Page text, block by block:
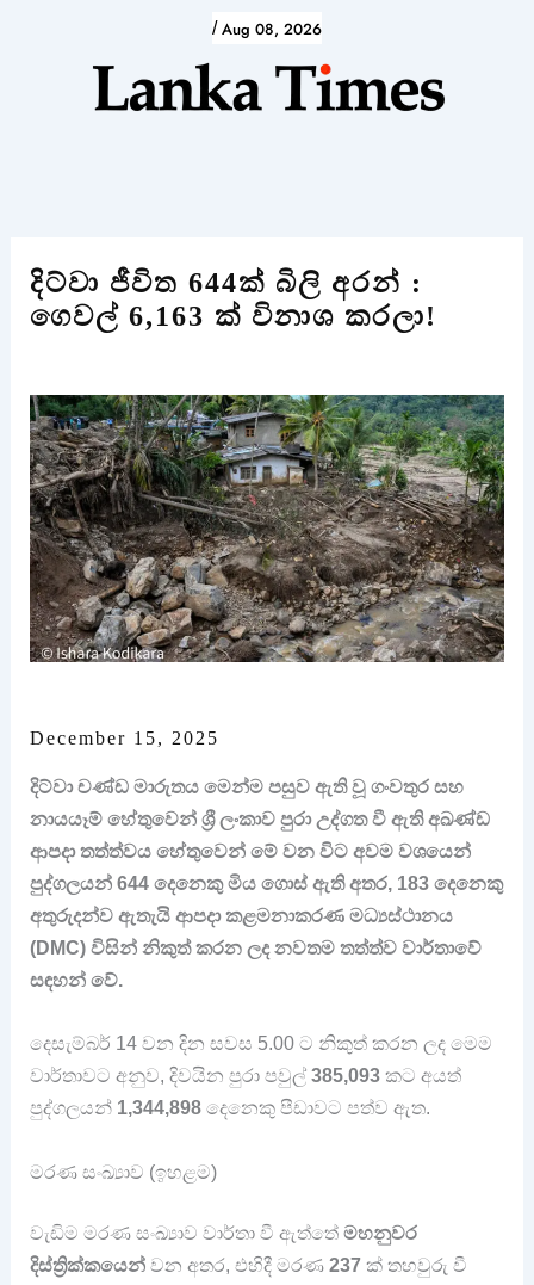
/ Aug 08, 2026
දිට්වා ජීවිත 644ක් බිලි අරන් :
ගෙවල් 6,163 ක් විනාශ කරලා!
December 15, 2025
දිට්වා චණ්ඩ මාරුතය මෙන්ම පසුව ඇති වූ ගංවතුර සහ
නායයෑම් හේතුවෙන් ශ්‍රී ලංකාව පුරා උද්ගත වී ඇති අඛණ්ඩ
ආපදා තත්ත්වය හේතුවෙන් මේ වන විට අවම වශයෙන්
පුද්ගලයන් 644 දෙනෙකු මිය ගොස් ඇති අතර, 183 දෙනෙකු
අතුරුදන්ව ඇතැයි ආපදා කළමනාකරණ මධ්‍යස්ථානය
(DMC) විසින් නිකුත් කරන ලද නවතම තත්ත්ව වාර්තාවේ
සඳහන් වේ.
දෙසැම්බර් 14 වන දින සවස 5.00 ට නිකුත් කරන ලද මෙම
වාර්තාවට අනුව, දිවයින පුරා පවුල්385,093 කට අයත්
පුද්ගලයන් 1,344,898 දෙනෙකු පීඩාවට පත්ව ඇත.
මරණ සංඛ්‍යාව (ඉහළම)
වැඩිම මරණ සංඛ්‍යාව වාර්තා වී ඇත්තේමහනුවර
දිස්ත්‍රික්කයෙන් වන අතර, එහිදී මරණ237 ක් තහවුරු වී